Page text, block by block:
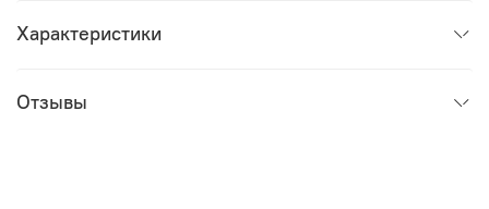
Характеристики
Отзывы